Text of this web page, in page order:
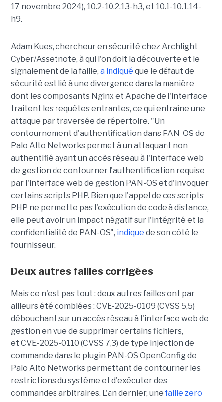
17 novembre 2024), 10.2-10.2.13-h3, et 10.1-10.1.14-
h9.
Adam Kues, chercheur en sécurité chez Archlight
Cyber/Assetnote, à qui l'on doit la découverte et le
signalement de la faille, a indiqué que le défaut de
sécurité est lié à une divergence dans la manière
dont les composants Nginx et Apache de l'interface
traitent les requêtes entrantes, ce qui entraîne une
attaque par traversée de répertoire. "Un
contournement d'authentification dans PAN-OS de
Palo Alto Networks permet à un attaquant non
authentifié ayant un accès réseau à l'interface web
de gestion de contourner l'authentification requise
par l'interface web de gestion PAN-OS et d'invoquer
certains scripts PHP. Bien que l'appel de ces scripts
PHP ne permette pas l'exécution de code à distance,
elle peut avoir un impact négatif sur l'intégrité et la
confidentialité de PAN-OS", indique de son côté le
fournisseur.
Deux autres failles corrigées
Mais ce n'est pas tout : deux autres failles ont par
ailleurs été comblées : CVE-2025-0109 (CVSS 5,5)
débouchant sur un accès réseau à l'interface web de
gestion en vue de supprimer certains fichiers,
et CVE-2025-0110 (CVSS 7,3) de type injection de
commande dans le plugin PAN-OS OpenConfig de
Palo Alto Networks permettant de contourner les
restrictions du système et d'exécuter des
commandes arbitraires. L'an dernier, une faille zero